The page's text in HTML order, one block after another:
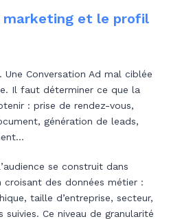
marketing et le profil
Conversation Ad mal ciblée
Il faut déterminer ce que la
: prise de rendez-vous,
génération de leads,
se construit dans
croisant des données métier :
taille d’entreprise, secteur,
suivies. Ce niveau de granularité